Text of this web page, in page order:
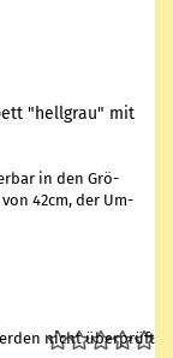
"hell­grau" mit
in den Grö­
42cm, der Um­
nicht überprüft